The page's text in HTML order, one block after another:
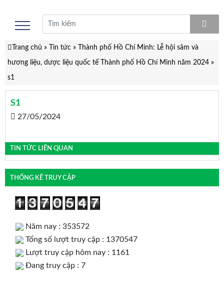
Trang chủ » Tin tức»
Thành phố Hồ Chí Minh: Lễ hội sâm và
hương liệu, dược liệu quốc tế Thành phố Hồ Chí Minh năm 2024»
s1
S1
27/05/2024
TIN TỨC LIÊN QUAN
THỐNG KÊ TRUY CẬP
Năm nay : 353572
Tổng số lượt truy cập : 1370547
Lượt truy cập hôm nay : 1161
Đang truy cập : 7